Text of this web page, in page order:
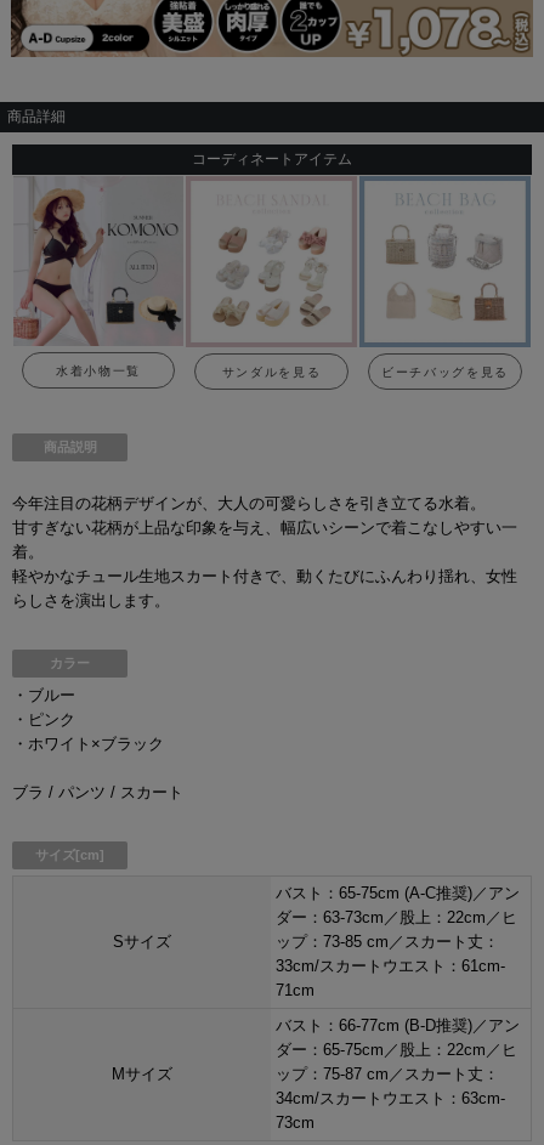
商品詳細
コーディネートアイテム
水着小物一覧 サンダルを見る ビーチバッグを見る
商品説明
今年注目の花柄デザインが、大人の可愛らしさを引き立てる水着。
甘すぎない花柄が上品な印象を与え、幅広いシーンで着こなしやすい一
着。
軽やかなチュール生地スカート付きで、動くたびにふんわり揺れ、女性
らしさを演出します。
カラー
・ブルー
・ピンク
・ホワイト×ブラック
ブラ / パンツ / スカート
サイズ[cm]
Sサイズ
バスト：65-75cm (A-C推奨)／アン
ダー：63-73cm／股上：22cm／ヒ
ップ：73-85 cm／スカート丈：
33cm/スカートウエスト：61cm-
71cm
Mサイズ
バスト：66-77cm (B-D推奨)／アン
ダー：65-75cm／股上：22cm／ヒ
ップ：75-87 cm／スカート丈：
34cm/スカートウエスト：63cm-
73cm